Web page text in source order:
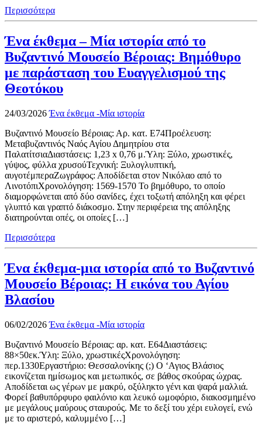
Περισσότερα
Ένα έκθεμα – Μία ιστορία από το
Βυζαντινό Μουσείο Βέροιας: Βημόθυρο
με παράσταση του Ευαγγελισμού της
Θεοτόκου
24/03/2026 Ένα έκθεμα -Μία ιστορία
Βυζαντινό Μουσείο Βέροιας: Αρ. κατ. Ε74Προέλευση:
Μεταβυζαντινός Ναός Αγίου Δημητρίου στα
ΠαλατίτσιαΔιαστάσεις: 1,23 x 0,76 μ.Ύλη: Ξύλο, χρωστικές,
γύψος, φύλλα χρυσούΤεχνική: Ξυλογλυπτική,
αυγοτέμπεραΖωγράφος: Αποδίδεται στον Νικόλαο από το
ΛινοτόπιΧρονολόγηση: 1569-1570 Το βημόθυρο, το οποίο
διαμορφώνεται από δύο σανίδες, έχει τοξωτή απόληξη και φέρει
γλυπτό και γραπτό διάκοσμο. Στην περιφέρεια της απόληξης
διατηρούνται οπές, οι οποίες […]
Περισσότερα
Ένα έκθεμα-μια ιστορία από το Βυζαντινό
Μουσείο Βέροιας: Η εικόνα του Αγίου
Βλασίου
06/02/2026 Ένα έκθεμα -Μία ιστορία
Βυζαντινό Μουσείο Βέροιας: αρ. κατ. Ε64Διαστάσεις:
88×50εκ.Ύλη: Ξύλο, χρωστικέςΧρονολόγηση:
περ.1330Εργαστήριο: Θεσσαλονίκης (;) Ο ‘Αγιος Βλάσιος
εικονίζεται ημίσωμος και μετωπικός, σε βάθος σκούρας ώχρας.
Αποδίδεται ως γέρων με μακρύ, οξύληκτο γένι και ψαρά μαλλιά.
Φορεί βαθυπόρφυρο φαιλόνιο και λευκό ωμοφόριο, διακοσμημένο
με μεγάλους μαύρους σταυρούς. Με το δεξί του χέρι ευλογεί, ενώ
με το αριστερό, καλυμμένο […]